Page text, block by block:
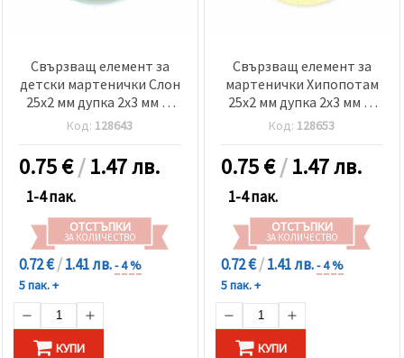
маркетинг.
Можеш да
използваме
всички
"бисквитки"
натиснеш
"Приеми
всички!"
или да
посочиш
предпочитанията
си в
"Настройки",
като
избереш
дадения
Свързващ елемент за
детски мартенички Слон
25x2 мм дупка 2x3 мм -5
броя
Код: 128643
0.75€/1.47 лв.
1-4 пак.
ОТСТЪПКИ
ЗА КОЛИЧЕСТВО
0.72 €/1.41 лв.- 4 %
5 пак. +
КУПИ
Свързващ елемент за
мартенички Хипопотам
25x2 мм дупка 2x3 мм -5
броя
Код: 128653
0.75€/1.47 лв.
1-4 пак.
ОТСТЪПКИ
ЗА КОЛИЧЕСТВО
0.72 €/1.41 лв.- 4 %
5 пак. +
КУПИ